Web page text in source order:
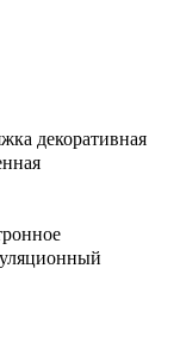
декоративная